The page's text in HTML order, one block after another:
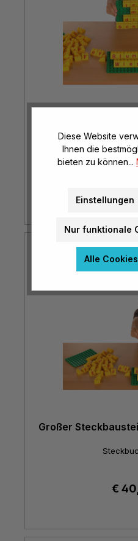
Mehr
Großer
€
Diese Website
Ihnen die
bieten zu können...
Einstellungen
Nur funktionale
Alle